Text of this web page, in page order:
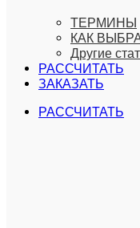
ТЕРМИНЫ
КАК
Другие
РАССЧИТАТЬ
ЗАКАЗАТЬ
РАССЧИТАТЬ